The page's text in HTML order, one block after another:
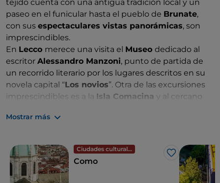
tejido cuenta con una antigua tradición local y un
paseo en el funicular hasta el pueblo de Brunate,
con sus espectaculares vistas panorámicas, son
imprescindibles.
En Lecco merece una visita el Museo dedicado al
escritor Alessandro Manzoni, punto de partida de
un recorrido literario por los lugares descritos en su
novela capital “Los novios”. Otra de las excursiones
imprescindibles es a la Isla Comacina y al cercano
Humanidad de la UNESCO
Mostrar más
Ciudades culturales
Me gusta
Como